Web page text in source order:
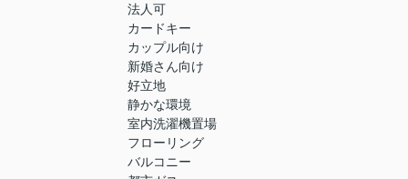
法人可
カードキー
カップル向け
新婚さん向け
好立地
静かな環境
室内洗濯機置場
フローリング
バルコニー